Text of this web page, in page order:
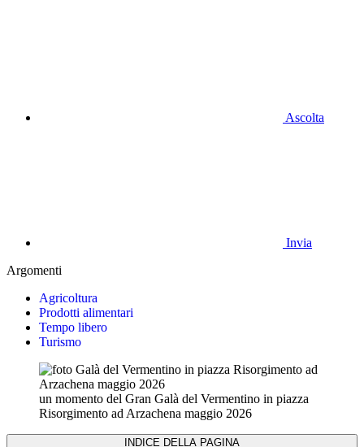
Ascolta
Invia
Argomenti
Agricoltura
Prodotti alimentari
Tempo libero
Turismo
un momento del Gran Galà del Vermentino in piazza
Risorgimento ad Arzachena maggio 2026